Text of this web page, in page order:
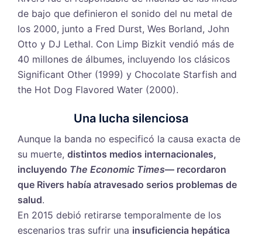
de bajo que definieron el sonido del nu metal de
los 2000, junto a Fred Durst, Wes Borland, John
Otto y DJ Lethal. Con Limp Bizkit vendió más de
40 millones de álbumes, incluyendo los clásicos
Significant Other (1999) y Chocolate Starfish and
the Hot Dog Flavored Water (2000).
Una lucha silenciosa
Aunque la banda no especificó la causa exacta de
su muerte, distintos medios internacionales,
incluyendo The Economic Times— recordaron
que Rivers había atravesado serios problemas de
salud.
En 2015 debió retirarse temporalmente de los
escenarios tras sufrir una insuficiencia hepática